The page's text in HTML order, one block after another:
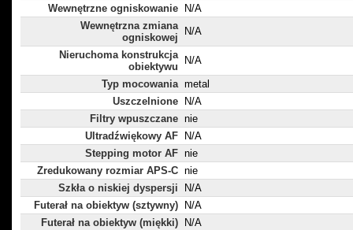
Wewnętrzne ogniskowanie
N/A
Wewnętrzna zmiana
ogniskowej
N/A
Nieruchoma konstrukcja
obiektywu
N/A
Typ mocowania metal
Uszczelnione
N/A
Filtry wpuszczane nie
Ultradźwiękowy AF
N/A
Stepping motor AF nie
Zredukowany rozmiar APS-C nie
Szkła o niskiej dyspersji
N/A
Futerał na obiektyw (sztywny)
N/A
Futerał na obiektyw (miękki)
N/A